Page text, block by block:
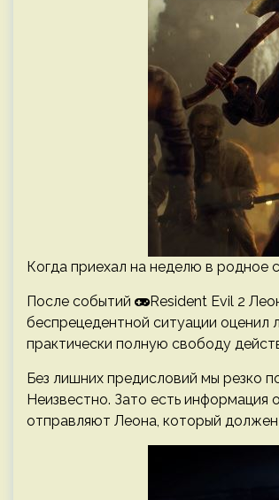
Когда приехал на неделю в родное
После событий
Resident Evil 2
беспрецедентной ситуации оценил
практически полную свободу
Без лишних предисловий мы резко
Неизвестно. Зато есть
отправляют Леона, который